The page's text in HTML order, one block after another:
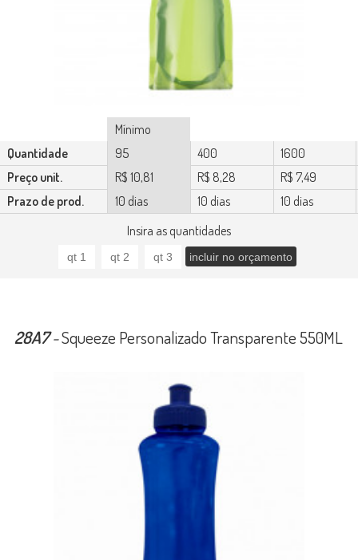
Insira as quantidades
Mínimo
Quantidade
95 400
1600
Preço unit.
R$ 10,81 R$ 8,28
R$ 7,49
Prazo de prod.
10 dias 10 dias 10 dias
28A7-Squeeze Personalizado Transparente 550ML